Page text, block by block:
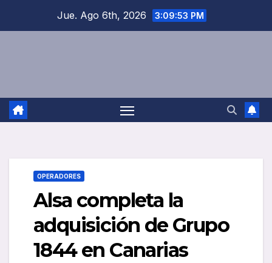
Jue. Ago 6th, 2026 3:09:53 PM
OPERADORES
Alsa completa la
adquisición de Grupo
1844 en Canarias